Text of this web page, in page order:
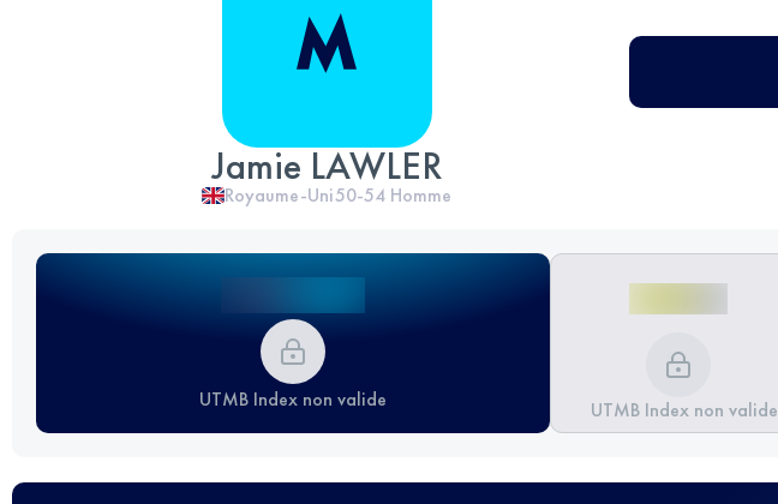
Jamie LAWLER
Royaume-Uni50-54 Homme
UTMB Index non valide UTMB Index non valide